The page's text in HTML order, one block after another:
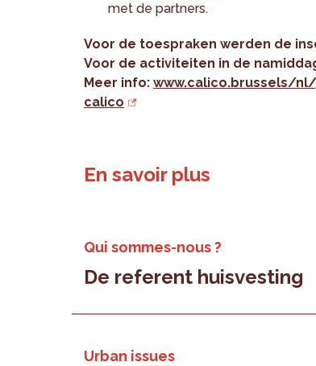
met de partners.
Voor de toespraken werden de
Voor de activiteiten in de
Meer info:www.calico.brussels/
calico
En savoir plus
Qui sommes-nous ?
De referent huisvesting
Urban issues